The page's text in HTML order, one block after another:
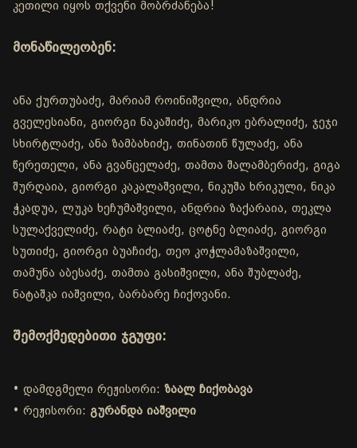
კეთილი იყოს თქვენი მობრძანება!
მონაწილეობენ:
ანა ქურთუბაძე, მარიამ როინიშვილი, ანდრია
გველესიანი, გიორგი ნაკაშიძე, მარიკო ებრალიძე, ჯეჯი
სხირტლაძე, ანა ზამბახიძე, თინათინ წულაძე, ანა
წერეთელი, ანა გვანცელაძე, თამთა შალამბერიძე, გიგა
შურღაია, გიორგი კაკალაშვილი, ნიკუშა ხრიკული, ნიკა
ჭკადუა, ლუკა ხეჩუმაშვილი, ანდრია ზაქარაია, თეკლა
სულაქველიძე, რატი ბლიაძე, ცოტნე ბლიაძე, გიორგი
სუთიძე, გიორგი ბუაჩიძე, თეო კოჭლამაზაშვილი,
თამუნა აბესაძე, თამთა გასიშვილი, ანა შუბლაძე,
ნატაშკა იაშვილი, ბარბარე ჩიქოვანი.
შემოქმედებითი ჯგუფი:
• დამდგმელი რეჟისორი: ზაალ ჩიქობავა
• რეჟისორი: გურანდა იაშვილი